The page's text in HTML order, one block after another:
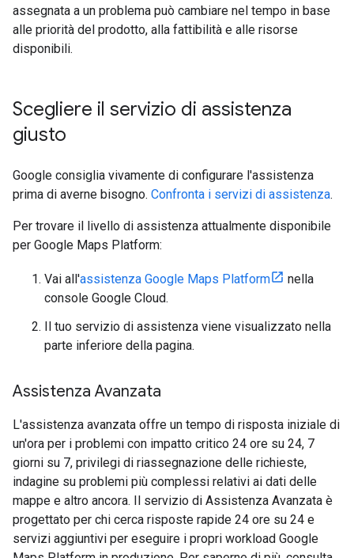
assegnata a un problema può cambiare nel tempo in base
alle priorità del prodotto, alla fattibilità e alle risorse
disponibili.
Scegliere il servizio di assistenza
giusto
Google consiglia vivamente di configurare l'assistenza
prima di averne bisogno. Confronta i servizi di assistenza.
Per trovare il livello di assistenza attualmente disponibile
per Google Maps Platform:
Vai all'assistenza Google Maps Platform
nella
console Google Cloud.
Il tuo servizio di assistenza viene visualizzato nella
parte inferiore della pagina.
Assistenza Avanzata
L'assistenza avanzata offre un tempo di risposta iniziale di
un'ora per i problemi con impatto critico 24 ore su 24, 7
giorni su 7, privilegi di riassegnazione delle richieste,
indagine su problemi più complessi relativi ai dati delle
mappe e altro ancora. Il servizio di Assistenza Avanzata è
progettato per chi cerca risposte rapide 24 ore su 24 e
servizi aggiuntivi per eseguire i propri workload Google